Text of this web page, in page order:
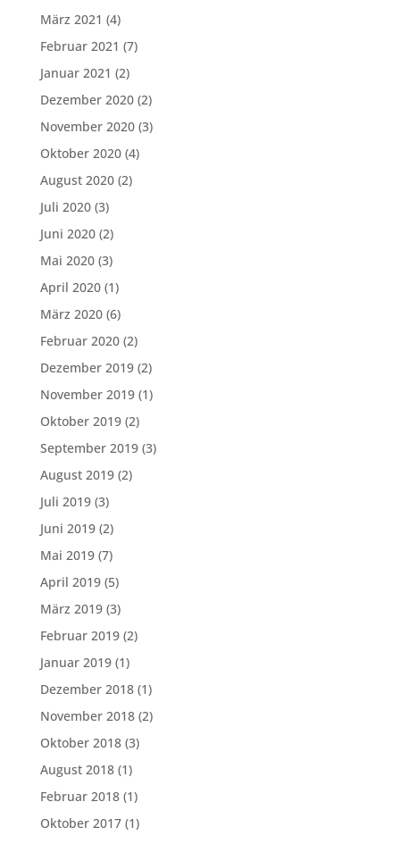
März 2021 (4)
Februar 2021 (7)
Januar 2021 (2)
Dezember 2020(2)
November 2020(3)
Oktober 2020(4)
August 2020(2)
Juli 2020(3)
Juni 2020(2)
Mai 2020(3)
April 2020(1)
März 2020(6)
Februar 2020(2)
Dezember 2019(2)
November 2019(1)
Oktober 2019(2)
September 2019(3)
August 2019(2)
Juli 2019(3)
Juni 2019(2)
Mai 2019(7)
April 2019(5)
März 2019(3)
Februar 2019(2)
Januar 2019(1)
Dezember 2018(1)
November 2018(2)
Oktober 2018(3)
August 2018(1)
Februar 2018(1)
Oktober 2017(1)